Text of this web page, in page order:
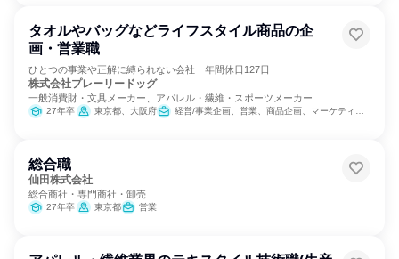
タオルやバッグなどライフスタイル商品の企
画・営業職
ひとつの事業や正解に縛られない会社｜年間休日127日
株式会社プレーリードッグ
一般消費財・文具メーカー、アパレル・繊維・スポーツメーカー
27年卒 東京都、大阪府 経営/事業企画、営業、商品企画、マーケティング・広告・宣伝
総合職
仙田株式会社
総合商社・専門商社・卸売
27年卒 東京都 営業